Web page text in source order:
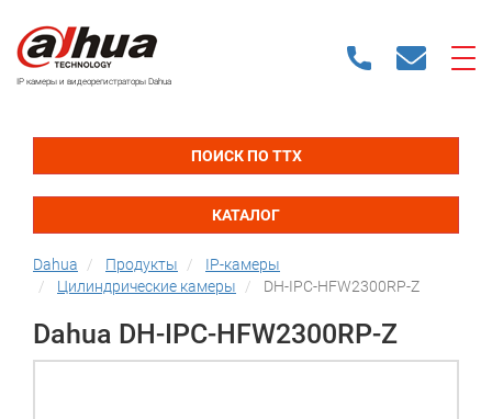
IP камеры и видеорегистраторы Dahua
ПОИСК ПО ТТХ
КАТАЛОГ
Dahua Продукты
IP-камеры
Цилиндрические камеры
DH-IPC-HFW2300RP-Z
Dahua DH-IPC-HFW2300RP-Z